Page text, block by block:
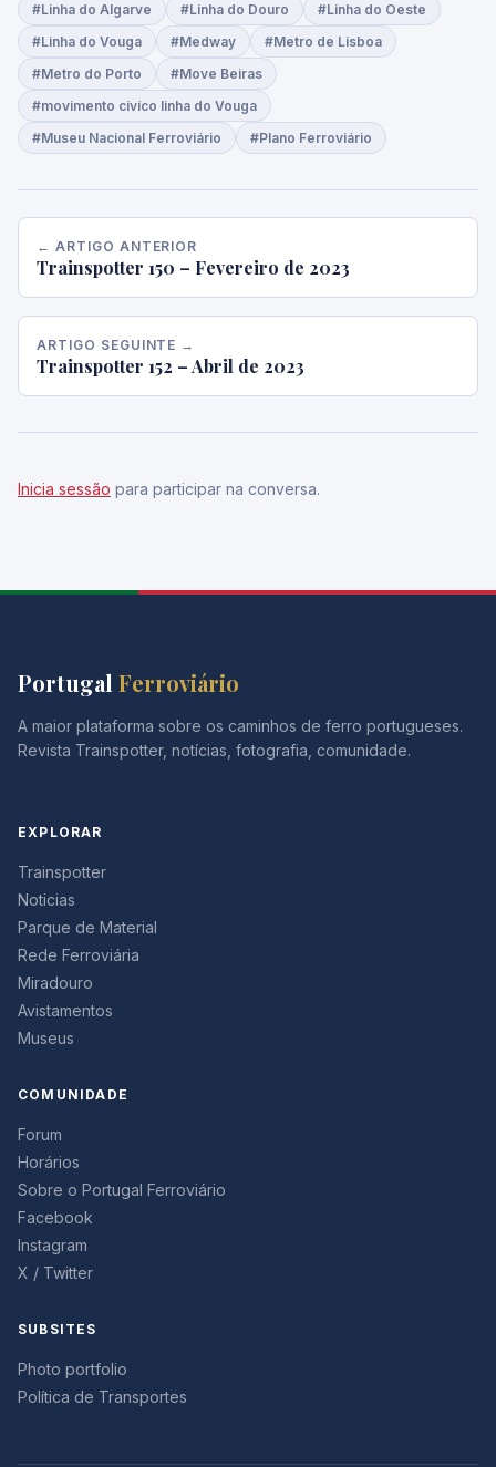
#Linha do Algarve
#Linha do Douro
#Linha do Oeste
#Linha do Vouga
#Medway
#Metro de Lisboa
#Metro do Porto
#Move Beiras
#movimento civíco linha do Vouga
#Museu Nacional Ferroviário
#Plano Ferroviário
← ARTIGO ANTERIOR
Trainspotter 150 – Fevereiro de 2023
ARTIGO SEGUINTE →
Trainspotter 152 – Abril de 2023
Inicia sessão para participar na conversa.
Portugal Ferroviário
A maior plataforma sobre os caminhos de ferro portugueses.
Revista Trainspotter, notícias, fotografia, comunidade.
EXPLORAR
Trainspotter
Noticias
Parque de Material
Rede Ferroviária
Miradouro
Avistamentos
Museus
COMUNIDADE
Forum
Horários
Sobre o Portugal Ferroviário
Facebook
Instagram
X / Twitter
SUBSITES
Photo portfolio
Política de Transportes